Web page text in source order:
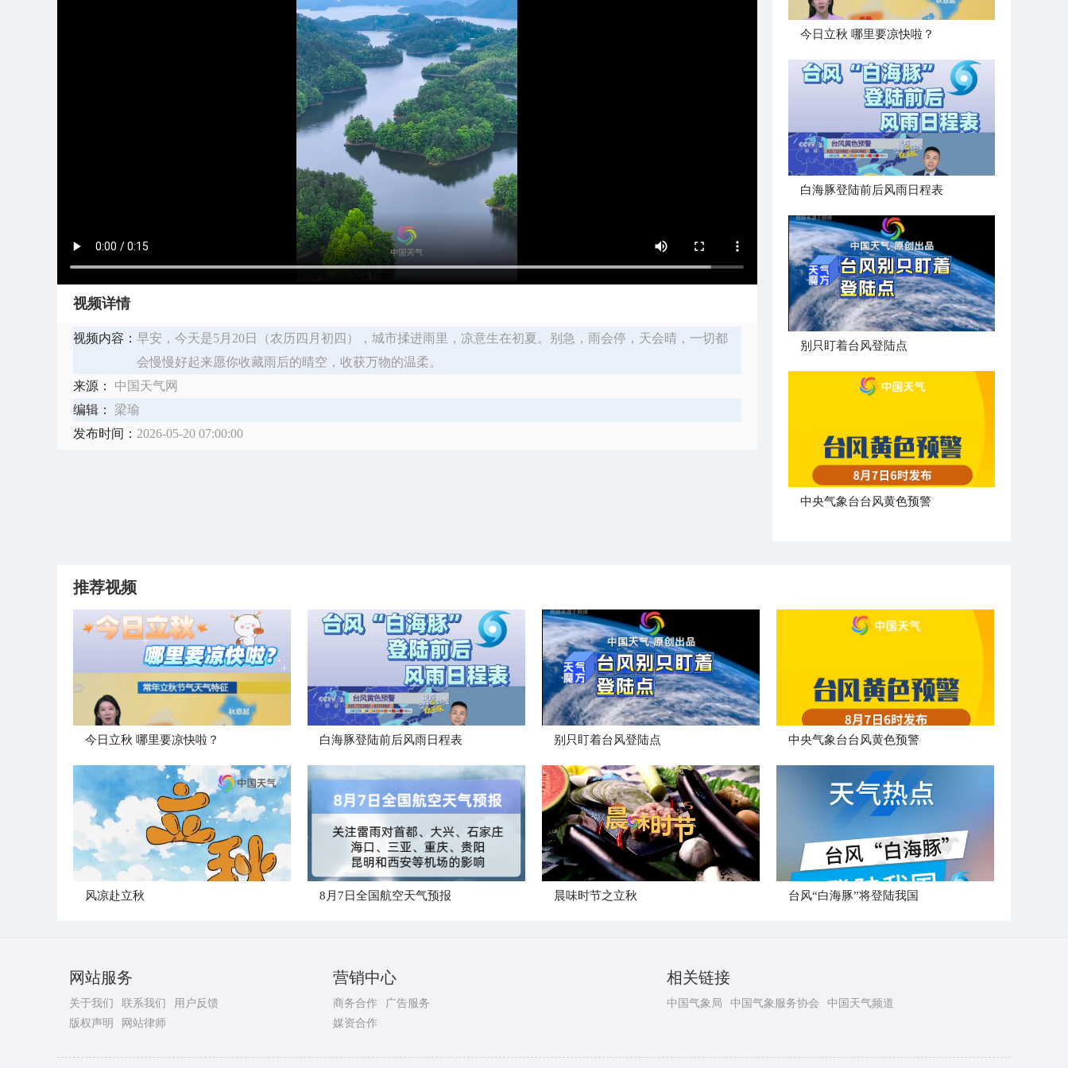
视频详情
视频内容： 早安，今天是5月20日（农历四月初四），城市揉进雨里，凉意生在初夏。别急，雨会停，天会晴，一切都
会慢慢好起来愿你收藏雨后的晴空，收获万物的温柔。
来源：
中国天气网
编辑：
梁瑜
发布时间： 2026-05-20 07:00:00
今日立秋 哪里要凉快啦？
白海豚登陆前后风雨日程表
别只盯着台风登陆点
​中央气象台台风黄色预警
推荐视频
今日立秋 哪里要凉快啦？ 白海豚登陆前后风雨日程表 别只盯着台风登陆点 ​中央气象台台风黄色预警
风凉赴立秋 8月7日全国航空天气预报 晨味时节之立秋 台风“白海豚”将登陆我国
网站服务
关于我们 联系我们
用户反馈
版权声明
网站律师
营销中心
商务合作
广告服务
媒资合作
相关链接
中国气象局 中国气象服务协会 中国天气频道